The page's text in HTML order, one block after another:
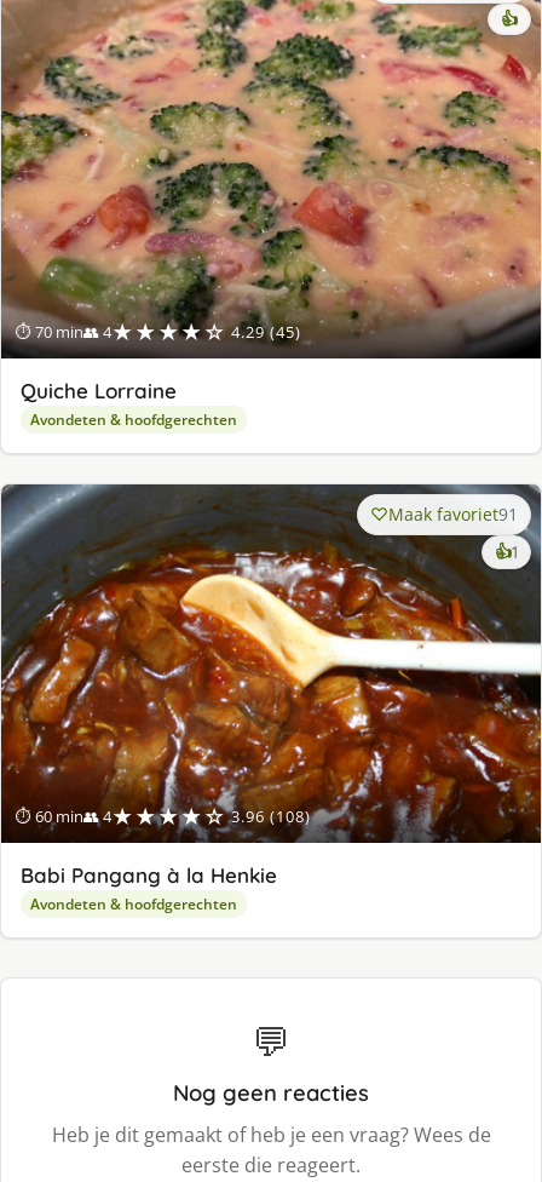
⏱ 70 min👥 4★★★★☆ 4.29 (45)
👍
Quiche Lorraine
Avondeten & hoofdgerechten
⏱ 60 min👥 4★★★★☆ 3.96 (108)
Maak favoriet91
👍1
Babi Pangang à la Henkie
Avondeten & hoofdgerechten
💬
Nog geen reacties
Heb je dit gemaakt of heb je een vraag? Wees de
eerste die reageert.